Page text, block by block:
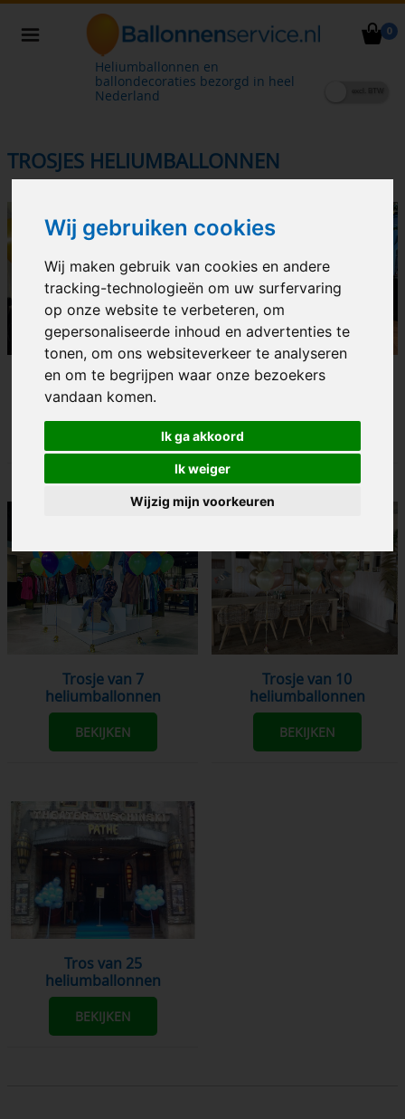
Wij gebruiken cookies
Wij maken gebruik van cookies en andere
tracking-technologieën om uw surfervaring
op onze website te verbeteren, om
gepersonaliseerde inhoud en advertenties te
tonen, om ons websiteverkeer te analyseren
en om te begrijpen waar onze bezoekers
vandaan komen.
Ik ga akkoord
Ik weiger
Wijzig mijn voorkeuren
0
Heliumballonnen en
ballondecoraties bezorgd in heel
Nederland
TROSJES HELIUMBALLONNEN
Trosje van 3
heliumballonnen
Trosje van 5
Trosje van 7
heliumballonnen
BEKIJKEN
Trosje van 10
heliumballonnen
BEKIJKEN
Tros van 25
heliumballonnen
BEKIJKEN